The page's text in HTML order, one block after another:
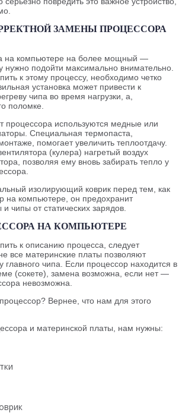
ЗАМЕНЫ ПРОЦЕССОРА
на компьютере на более мощный —
нужно подойти максимально внимательно.
к этому процессу, необходимо четко
установка может привести к
чипа во время нагрузки, а,
поломке.
процессора используются медные или
Специальная термопаста,
помогает увеличить теплоотдачу.
(кулера) нагретый воздух
позволяя ему вновь забирать тепло у
изолирующий коврик перед тем, как
на компьютере, он предохранит
чипы от статических зарядов.
НА КОМПЬЮТЕРЕ
к описанию процесса, следует
все материнские платы позволяют
главного чипа. Если процессор находится в
(сокете), замена возможна, если нет —
невозможна.
Вернее, что нам для этого
и материнской платы, нам нужны: